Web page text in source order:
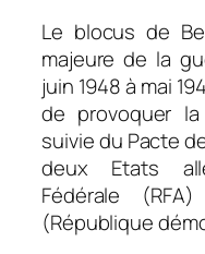
Le blocus de
majeure de la
juin 1948 à mai
de provoquer
suivie du Pacte
deux Etats
Fédérale
(République